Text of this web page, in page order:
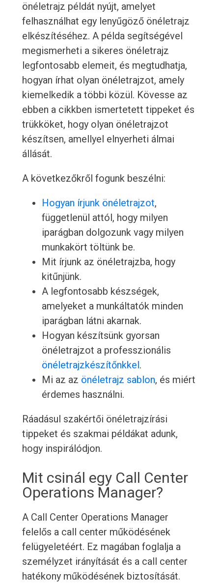
önéletrajz példát nyújt, amelyet
felhasználhat egy lenyűgöző önéletrajz
elkészítéséhez. A példa segítségével
megismerheti a sikeres önéletrajz
legfontosabb elemeit, és megtudhatja,
hogyan írhat olyan önéletrajzot, amely
kiemelkedik a többi közül. Kövesse az
ebben a cikkben ismertetett tippeket és
trükköket, hogy olyan önéletrajzot
készítsen, amellyel elnyerheti álmai
állását.
A következőkről fogunk beszélni:
Hogyan írjunk önéletrajzot,
függetlenül attól, hogy milyen
iparágban dolgozunk vagy milyen
munkakört töltünk be.
Mit írjunk az önéletrajzba, hogy
kitűnjünk.
A legfontosabb készségek,
amelyeket a munkáltatók minden
iparágban látni akarnak.
Hogyan készítsünk gyorsan
önéletrajzot a professzionális
önéletrajzkészítőnkkel.
Mi az az önéletrajz sablon, és miért
érdemes használni.
Ráadásul szakértői önéletrajzírási
tippeket és szakmai példákat adunk,
hogy inspirálódjon.
Mit csinál egy Call Center
Operations Manager?
A Call Center Operations Manager
felelős a call center működésének
felügyeletéért. Ez magában foglalja a
személyzet irányítását és a call center
hatékony működésének biztosítását.